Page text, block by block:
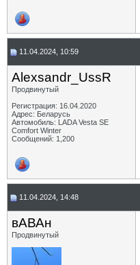
11.04.2024, 10:59
Alexsandr_UssR
Продвинутый
Регистрация: 16.04.2020
Адрес: Беларусь
Автомобиль: LADA Vesta SE
Comfort Winter
Сообщений: 1,200
11.04.2024, 14:48
вАВАн
Продвинутый